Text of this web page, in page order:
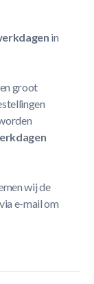
in
groot
wij de
e-mail om